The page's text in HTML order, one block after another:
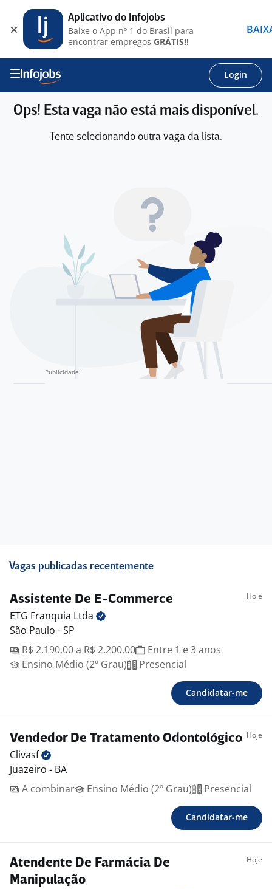
Login
Ops! Esta vaga não está mais disponível.
Tente selecionando outra vaga da lista.
Vagas publicadas recentemente
Assistente De E-Commerce Hoje
ETG Franquia Ltda
São Paulo - SP
R$ 2.190,00 a R$ 2.200,00
Entre 1 e 3 anos
Ensino Médio (2º Grau)
Presencial
Candidatar-me
Vendedor De Tratamento Odontológico Hoje
Clivasf
Juazeiro - BA
A combinar
Ensino Médio (2º Grau) Presencial
Candidatar-me
Atendente De Farmácia De
Manipulação
Hoje
Aplicativo do Infojobs
Baixe o App nº 1 do Brasil para
encontrar empregos GRÁTIS!!